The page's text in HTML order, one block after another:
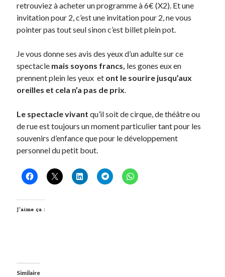
retrouviez à acheter un programme à 6€ (X2). Et une
invitation pour 2, c’est une invitation pour 2, ne vous
pointer pas tout seul sinon c’est billet plein pot.
Je vous donne ses avis des yeux d’un adulte sur ce
spectacle mais soyons francs, les gones eux en
prennent plein les yeux et ont le sourire jusqu’aux
oreilles et cela n’a pas de prix.
Le spectacle vivant qu’il soit de cirque, de théâtre ou
de rue est toujours un moment particulier tant pour les
souvenirs d’enfance que pour le développement
personnel du petit bout.
J’aime ça :
Similaire